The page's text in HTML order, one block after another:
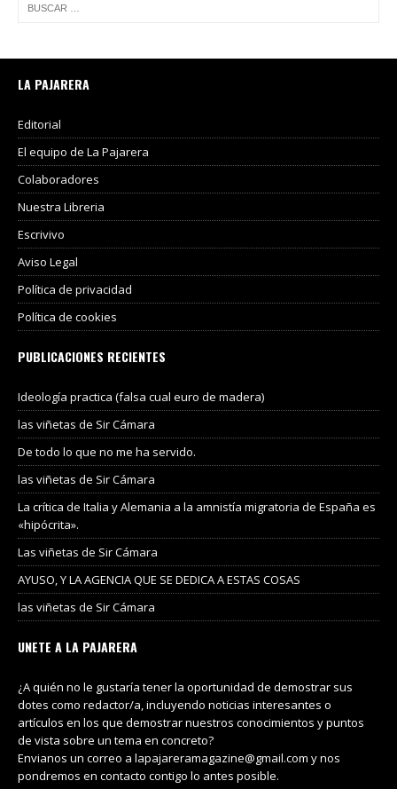
LA PAJARERA
Editorial
El equipo de La Pajarera
Colaboradores
Nuestra Libreria
Escrivivo
Aviso Legal
Política de privacidad
Política de cookies
PUBLICACIONES RECIENTES
Ideología practica (falsa cual euro de madera)
las viñetas de Sir Cámara
De todo lo que no me ha servido.
las viñetas de Sir Cámara
La crítica de Italia y Alemania a la amnistía migratoria de España es
«hipócrita».
Las viñetas de Sir Cámara
AYUSO, Y LA AGENCIA QUE SE DEDICA A ESTAS COSAS
las viñetas de Sir Cámara
UNETE A LA PAJARERA
¿A quién no le gustaría tener la oportunidad de demostrar sus
dotes como redactor/a, incluyendo noticias interesantes o
artículos en los que demostrar nuestros conocimientos y puntos
de vista sobre un tema en concreto?
Envianos un correo a lapajareramagazine@gmail.com y nos
pondremos en contacto contigo lo antes posible.